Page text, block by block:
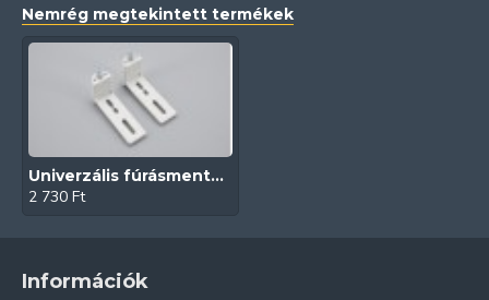
Nemrég megtekintett termékek
Univerzális fúrásmentes tartókonzol (Rollofit | Fehér)
2 730 Ft
Információk